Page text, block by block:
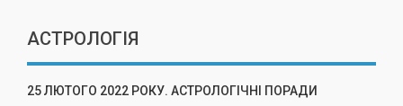
АСТРОЛОГІЯ
25 ЛЮТОГО 2022 РОКУ. АСТРОЛОГІЧНІ ПОРАДИ